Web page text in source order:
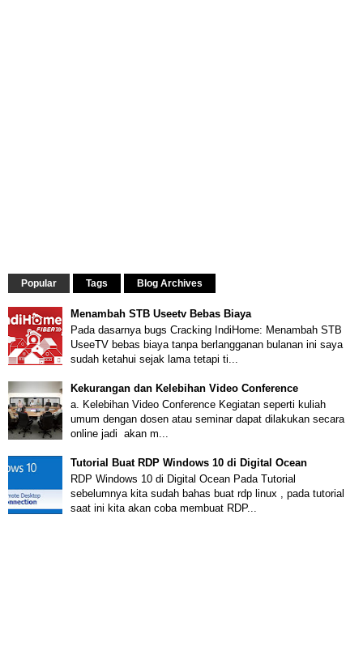
Popular Tags Blog Archives
Menambah STB Useetv Bebas Biaya
Pada dasarnya bugs Cracking IndiHome: Menambah STB
UseeTV bebas biaya tanpa berlangganan bulanan ini saya
sudah ketahui sejak lama tetapi ti...
Kekurangan dan Kelebihan Video Conference
a. Kelebihan Video Conference Kegiatan seperti kuliah
umum dengan dosen atau seminar dapat dilakukan secara
online jadi akan m...
Tutorial Buat RDP Windows 10 di Digital Ocean
RDP Windows 10 di Digital Ocean Pada Tutorial
sebelumnya kita sudah bahas buat rdp linux , pada tutorial
saat ini kita akan coba membuat RDP...